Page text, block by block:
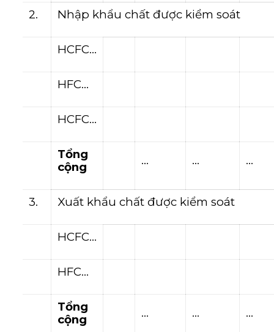
2. Nhập khẩu chất được kiểm soát
HCFC…
HFC…
HCFC…
Tổng
cộng
… … …
3. Xuất khẩu chất được kiểm soát
HCFC…
HFC…
Tổng
cộng
… … …